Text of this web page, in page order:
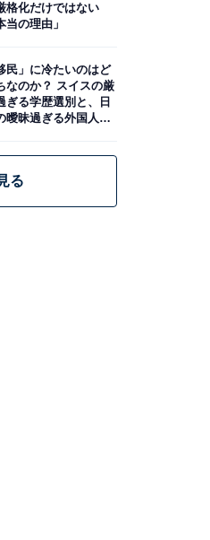
格化だけではない
当の理由」
民」に冷たいのはど
なのか？ スイスの厳
ぎる学歴選別と、日
曖昧過ぎる外国人政
る